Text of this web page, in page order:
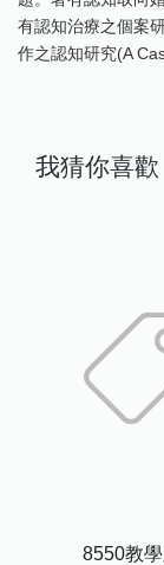
有認知治療之個案
作之認知研究(A
我猜你喜歡
8550教